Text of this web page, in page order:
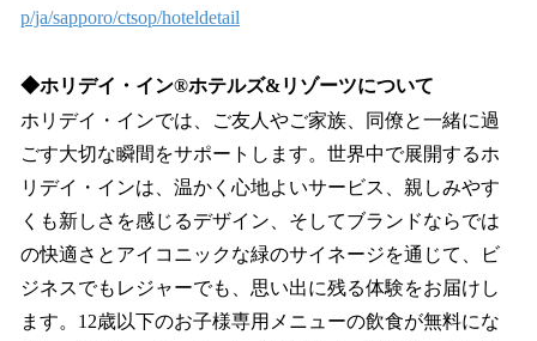
p/ja/sapporo/ctsop/hoteldetail
◆ホリデイ・イン®ホテルズ&リゾーツについて
ホリデイ・インでは、ご友人やご家族、同僚と一緒に過
ごす大切な瞬間をサポートします。世界中で展開するホ
リデイ・インは、温かく心地よいサービス、親しみやす
くも新しさを感じるデザイン、そしてブランドならでは
の快適さとアイコニックな緑のサイネージを通じて、ビ
ジネスでもレジャーでも、思い出に残る体験をお届けし
ます。12歳以下のお子様専用メニューの飲食が無料にな